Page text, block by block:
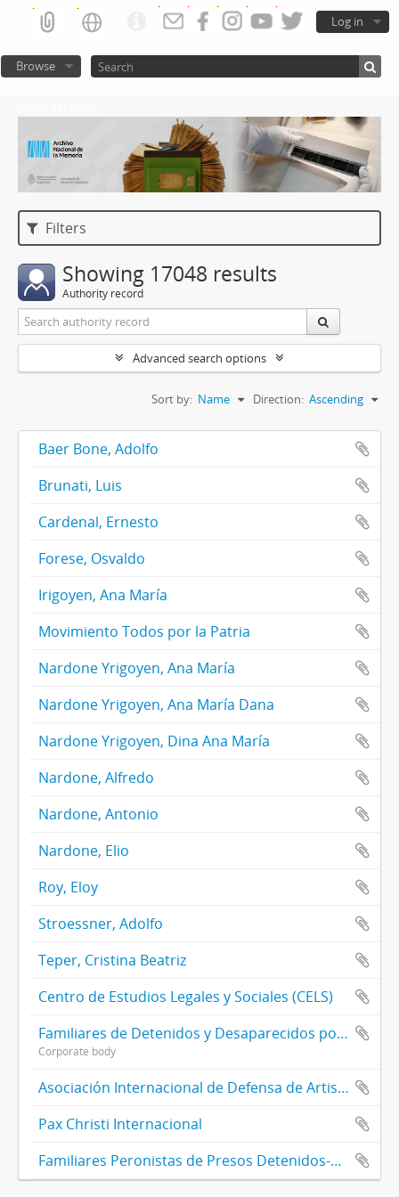
Log in
Browse
Filters
Showing 17048 results
Authority record
Advanced search options
Sort by: Name Direction: Ascending
Baer Bone, Adolfo
Brunati, Luis
Cardenal, Ernesto
Forese, Osvaldo
Irigoyen, Ana María
Movimiento Todos por la Patria
Nardone Yrigoyen, Ana María
Nardone Yrigoyen, Ana María Dana
Nardone Yrigoyen, Dina Ana María
Nardone, Alfredo
Nardone, Antonio
Nardone, Elio
Roy, Eloy
Stroessner, Adolfo
Teper, Cristina Beatriz
Centro de Estudios Legales y Sociales (CELS)
Familiares de Detenidos y Desaparecidos por Razones Políticas
Corporate body
Asociación Internacional de Defensa de Artistas Víctimas de la Represión en el Mundo (AIDA)
Pax Christi Internacional
Familiares Peronistas de Presos Detenidos-Desaparecidos Mártires de la Represión